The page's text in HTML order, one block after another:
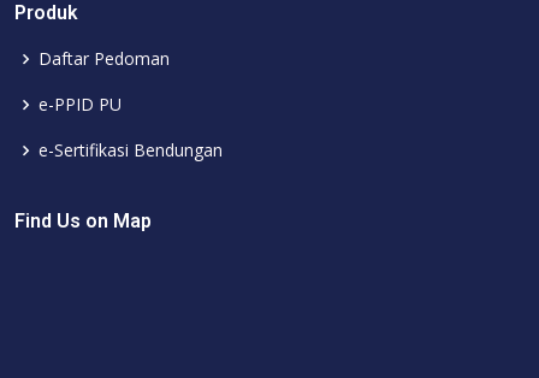
Produk
Daftar Pedoman
e-PPID PU
e-Sertifikasi Bendungan
Find Us on Map